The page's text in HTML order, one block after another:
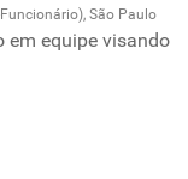
São Paulo
em equipe visando